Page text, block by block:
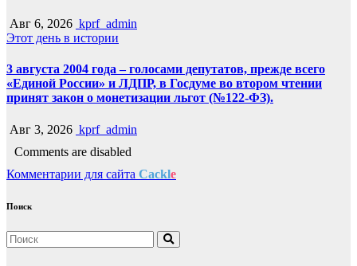
Авг 6, 2026 kprf_admin
Этот день в истории
3 августа 2004 года – голосами депутатов, прежде всего
«Единой России» и ЛДПР, в Госдуме во втором чтении
принят закон о монетизации льгот (№122-ФЗ).
Авг 3, 2026 kprf_admin
Comments are disabled
Комментарии для сайта Cackle
Поиск